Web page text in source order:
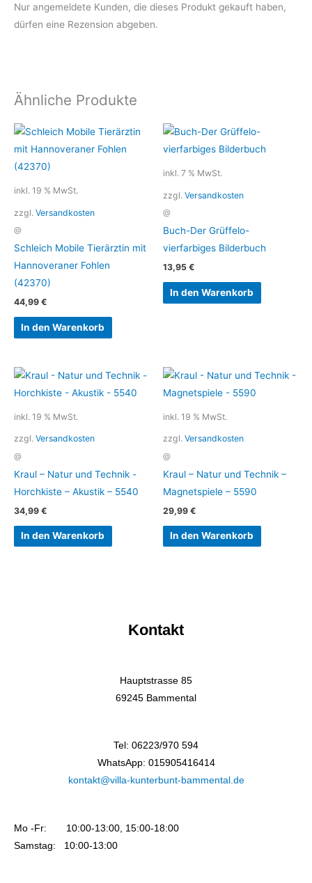
Nur angemeldete Kunden, die dieses Produkt gekauft haben,
dürfen eine Rezension abgeben.
Ähnliche Produkte
inkl. 19 % MwSt.
zzgl. Versandkosten
@
Schleich Mobile Tierärztin mit
Hannoveraner Fohlen
(42370)
44,99 €
In den Warenkorb
inkl. 7 % MwSt.
zzgl. Versandkosten
@
Buch-Der Grüffelo-
vierfarbiges Bilderbuch
13,95 €
In den Warenkorb
inkl. 19 % MwSt.
zzgl. Versandkosten
@
Kraul – Natur und Technik -
Horchkiste – Akustik – 5540
34,99 €
In den Warenkorb
inkl. 19 % MwSt.
zzgl. Versandkosten
@
Kraul – Natur und Technik –
Magnetspiele – 5590
29,99 €
In den Warenkorb
Kontakt
Hauptstrasse 85
69245 Bammental
Tel: 06223/970 594
WhatsApp: 015905416414
kontakt@villa-kunterbunt-bammental.de
Mo -Fr: 10:00-13:00, 15:00-18:00
Samstag: 10:00-13:00